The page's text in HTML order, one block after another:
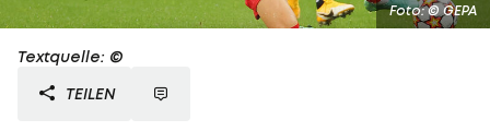
Foto: © GEPA
Textquelle: ©
TEILEN